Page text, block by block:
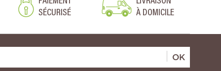
SÉCURISÉ
À DOMICILE
OK